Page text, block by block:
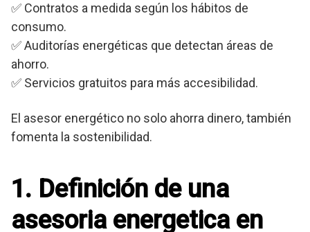
✅ Contratos a medida según los hábitos de
consumo.
✅ Auditorías energéticas que detectan áreas de
ahorro.
✅ Servicios gratuitos para más accesibilidad.
El asesor energético no solo ahorra dinero, también
fomenta la sostenibilidad.
1. Definición de una
asesoria energetica en